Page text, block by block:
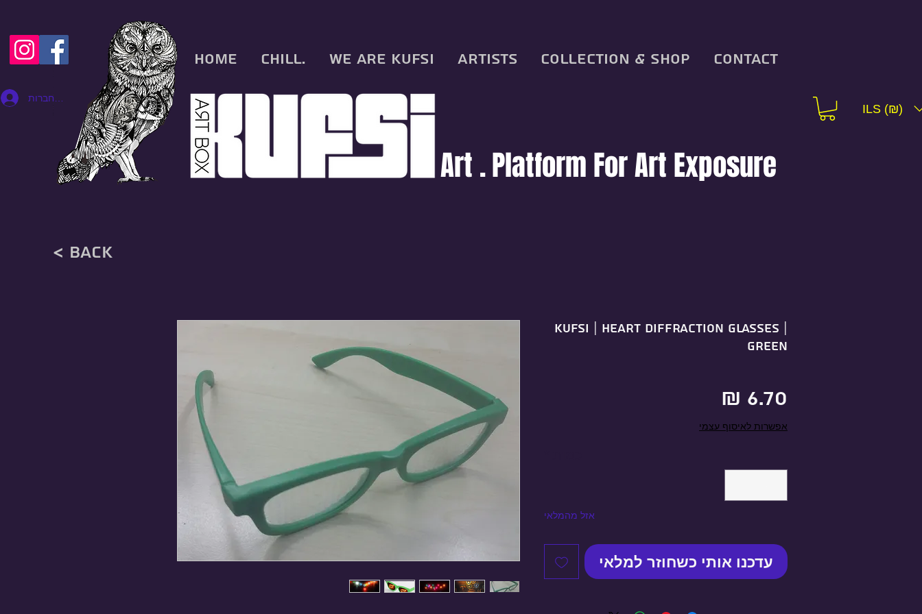
Home CHILL. We are KUFSI Artists Collection & Shop Contact
Platform For Art Exposure
Art .
להתחברות
ILS (₪)
KUFSI | Heart Diffraction Glasses |
Green
אפשרות לאיסוף עצמי
אזל מהמלאי
עדכנו אותי כשחוזר למלאי
< back